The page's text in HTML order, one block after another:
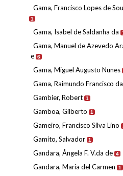
Gama, Francisco Lopes de
1
Gama, Isabel de Saldanha da
Gama, Manuel de Azevedo
e 6
Gama, Miguel Augusto Nunes
Gama, Raimundo Francisco da
Gambier, Robert 1
Gamboa, Gilberto 1
Gameiro, Francisco Silva Lino
Gamito, Salvador 1
Gandara, Ângela F. V.da de 4
Gandara, Maria del Carmen 1